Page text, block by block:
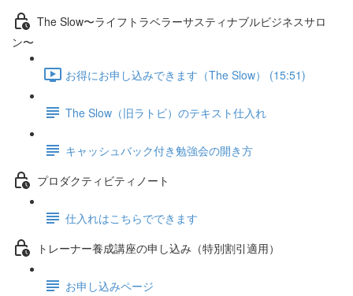
The Slow〜ライフトラベラーサスティナブルビジネスサロ
ン〜
お得にお申し込みできます（The Slow） (15:51)
The Slow（旧ラトビ）のテキスト仕入れ
キャッシュバック付き勉強会の開き方
プロダクティビティノート
仕入れはこちらでできます
トレーナー養成講座の申し込み（特別割引適用）
お申し込みページ